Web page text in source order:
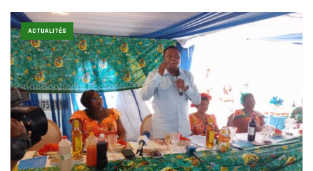
ACTUALITÉS